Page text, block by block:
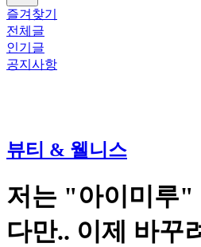
즐겨찾기
전체글
인기글
공지사항
뷰티 & 웰니스
저는 "아이미루"
다만.. 이제 바꾸